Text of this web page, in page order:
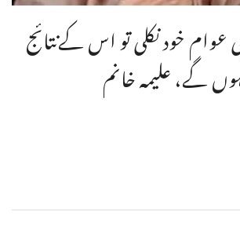
خود نکلی تو اس کےنتائج
گے، علیمہ خانم